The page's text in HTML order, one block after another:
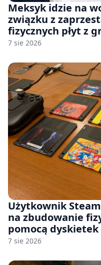
Meksyk idzie na
związku z
fizycznych płyt z
7 sie 2026
Użytkownik
na zbudowanie
pomocą dyskietek
7 sie 2026